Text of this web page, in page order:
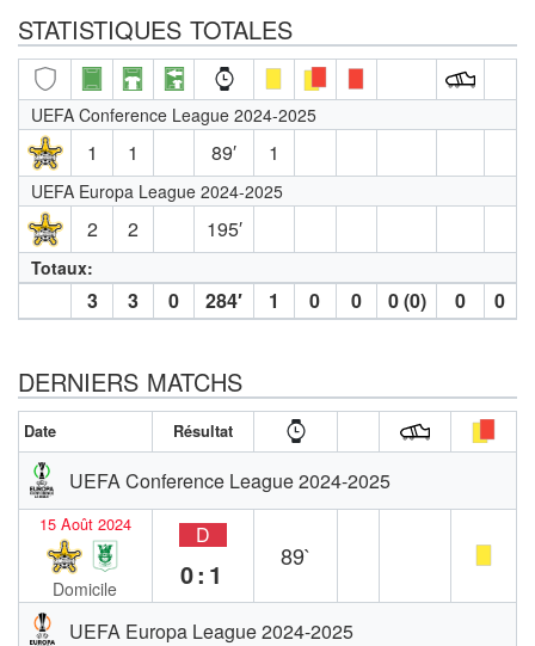
STATISTIQUES TOTALES
UEFA Conference League 2024-2025
1 1 89′ 1
UEFA Europa League 2024-2025
2 2 195′
Totaux:
3 3 0 284′ 1 0 0 0 (0) 0 0
DERNIERS MATCHS
Date Résultat
UEFA Conference League 2024-2025
15 Août 2024
Domicile
D
0:1
89`
UEFA Europa League 2024-2025